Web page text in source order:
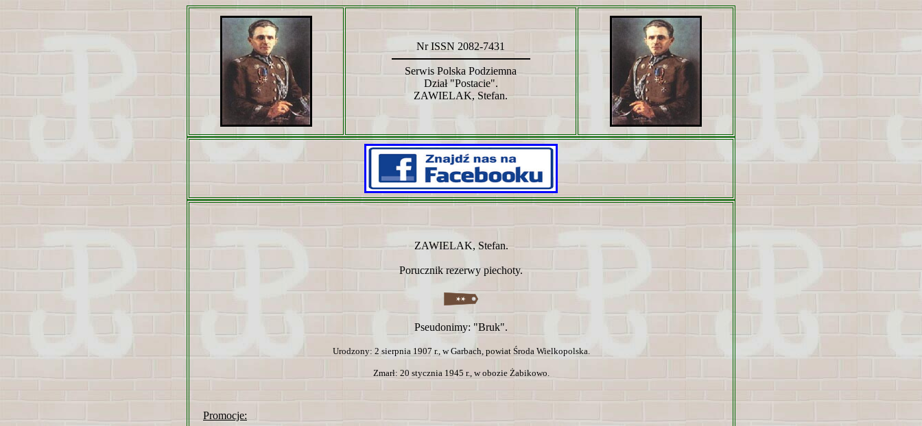
Nr ISSN 2082-7431
Serwis Polska Podziemna
Dział "Postacie".
ZAWIELAK, Stefan.
ZAWIELAK, Stefan.
Porucznik rezerwy piechoty.
Pseudonimy: "Bruk".
Urodzony: 2 sierpnia 1907 r., w Garbach, powiat Środa Wielkopolska.
Zmarł: 20 stycznia 1945 r., w obozie Żabikowo.
Promocje: